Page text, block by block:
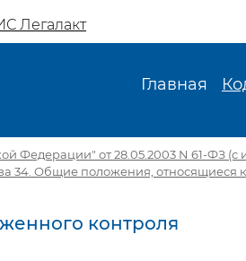
Легалакт
Главная
Федерации" от 28.05.2003 N 61-ФЗ (с
34. Общие положения, относящиеся
контроля